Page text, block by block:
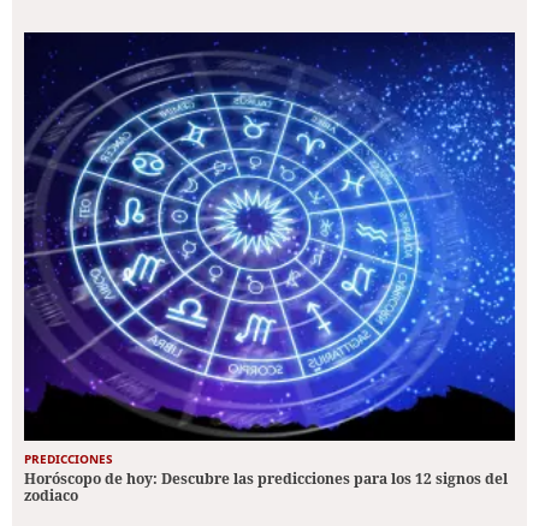
PREDICCIONES
Horóscopo de hoy: Descubre las predicciones para los 12 signos del
zodiaco